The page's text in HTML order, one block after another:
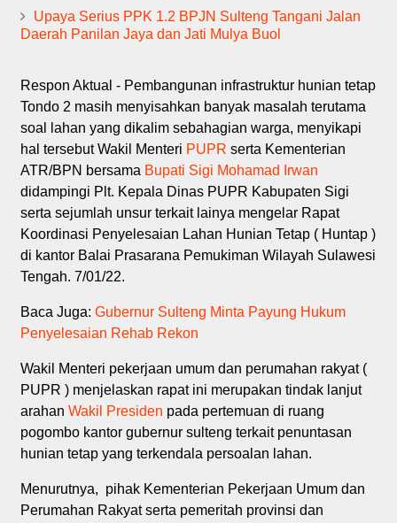
Upaya Serius PPK 1.2 BPJN Sulteng Tangani Jalan
Daerah Panilan Jaya dan Jati Mulya Buol
Respon Aktual - Pembangunan infrastruktur hunian tetap
Tondo 2 masih menyisahkan banyak masalah terutama
soal lahan yang dikalim sebahagian warga, menyikapi
hal tersebut Wakil Menteri PUPR serta Kementerian
ATR/BPN bersama Bupati Sigi Mohamad Irwan
didampingi Plt. Kepala Dinas PUPR Kabupaten Sigi
serta sejumlah unsur terkait lainya mengelar Rapat
Koordinasi Penyelesaian Lahan Hunian Tetap ( Huntap )
di kantor Balai Prasarana Pemukiman Wilayah Sulawesi
Tengah. 7/01/22.
Baca Juga: Gubernur Sulteng Minta Payung Hukum
Penyelesaian Rehab Rekon
Wakil Menteri pekerjaan umum dan perumahan rakyat (
PUPR ) menjelaskan rapat ini merupakan tindak lanjut
arahan Wakil Presiden pada pertemuan di ruang
pogombo kantor gubernur sulteng terkait penuntasan
hunian tetap yang terkendala persoalan lahan.
Menurutnya, pihak Kementerian Pekerjaan Umum dan
Perumahan Rakyat serta pemeritah provinsi dan